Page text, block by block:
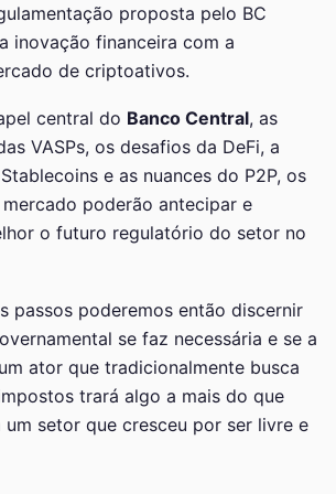
proposta pelo BC
inovação financeira com a
de criptoativos.
central do Banco Central, as
VASPs, os desafios da DeFi, a
e as nuances do P2P, os
poderão antecipar e
o futuro regulatório do setor no
passos poderemos então discernir
se faz necessária e se a
ator que tradicionalmente busca
trará algo a mais do que
um setor que cresceu por ser livre e